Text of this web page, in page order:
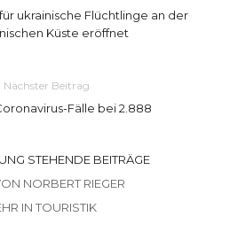
ukrainische Flüchtlinge an der
Küste eröffnet
Nächster Beitrag
Fälle bei 2.888
STEHENDE BEITRÄGE
NORBERT RIEGER
IN TOURISTIK